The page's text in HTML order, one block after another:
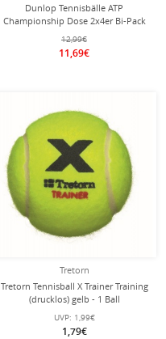
Dunlop Tennisbälle ATP
Championship Dose 2x4er Bi-Pack
12,99€
11,69€
Tretorn
Tretorn Tennisball X Trainer Training
(drucklos) gelb - 1 Ball
UVP: 1,99€
1,79€